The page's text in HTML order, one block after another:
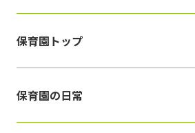
保育園トップ
保育園の日常